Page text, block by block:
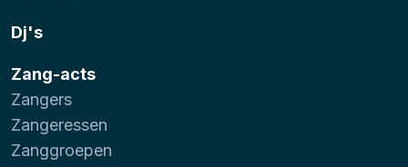
Dj's
Zang-acts
Zangers
Zangeressen
Zanggroepen